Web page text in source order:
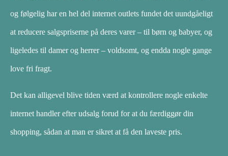
og følgelig har en hel del internet outlets fundet det uundgåeligt
at reducere salgspriserne på deres varer – til børn og babyer, og
ligeledes til damer og herrer – voldsomt, og endda nogle gange
love fri fragt.
Det kan alligevel blive tiden værd at kontrollere nogle enkelte
internet handler efter udsalg forud for at du færdiggør din
shopping, sådan at man er sikret at få den laveste pris.